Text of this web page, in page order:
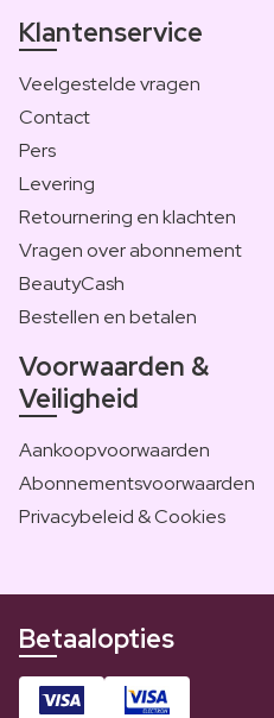
Klantenservice
Veelgestelde vragen
Contact
Pers
Levering
Retournering en klachten
Vragen over abonnement
BeautyCash
Bestellen en betalen
Voorwaarden &
Veiligheid
Aankoopvoorwaarden
Abonnementsvoorwaarden
Privacybeleid & Cookies
Betaalopties